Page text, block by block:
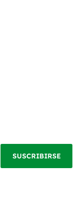
SUSCRIBIRSE